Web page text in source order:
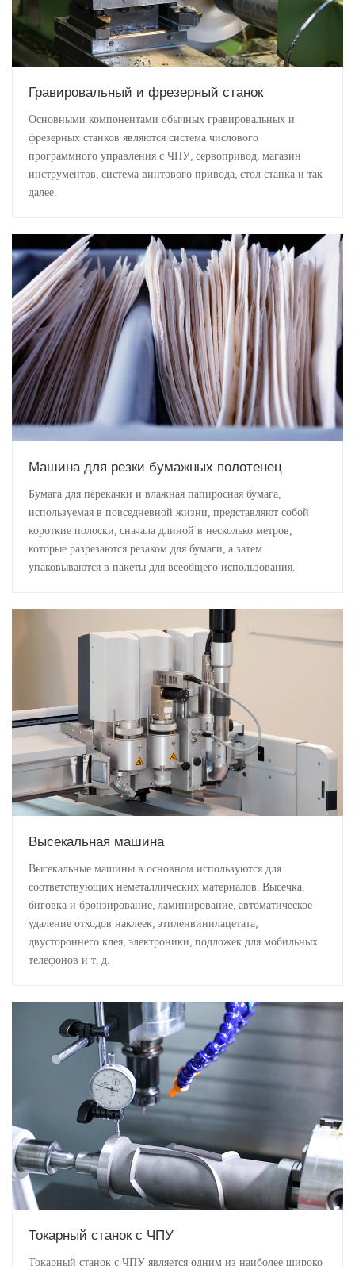
Гравировальный и фрезерный станок
Основными компонентами обычных гравировальных и
фрезерных станков являются система числового
программного управления с ЧПУ, сервопривод, магазин
инструментов, система винтового привода, стол станка и так
далее.
Машина для резки бумажных полотенец
Бумага для перекачки и влажная папиросная бумага,
используемая в повседневной жизни, представляют собой
короткие полоски, сначала длиной в несколько метров,
которые разрезаются резаком для бумаги, а затем
упаковываются в пакеты для всеобщего использования.
Высекальная машина
Высекальные машины в основном используются для
соответствующих неметаллических материалов. Высечка,
биговка и бронзирование, ламинирование, автоматическое
удаление отходов наклеек, этиленвинилацетата,
двустороннего клея, электроники, подложек для мобильных
телефонов и т. д.
Токарный станок с ЧПУ
Токарный станок с ЧПУ является одним из наиболее широко